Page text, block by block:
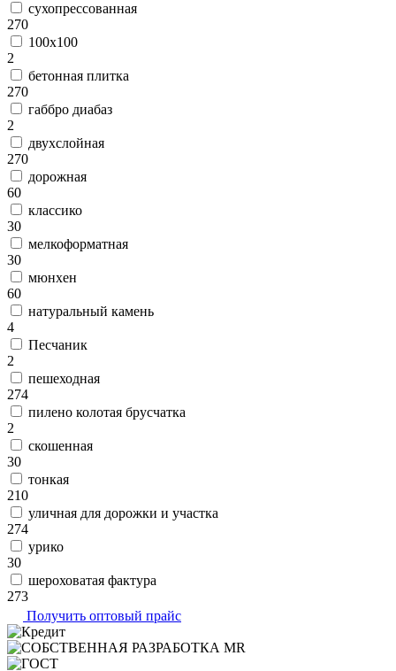
сухопрессованная
270
100х100
2
бетонная плитка
270
габбро диабаз
2
двухслойная
270
дорожная
60
классико
30
мелкоформатная
30
мюнхен
60
натуральный камень
4
Песчаник
2
пешеходная
274
пилено колотая брусчатка
2
скошенная
30
тонкая
210
уличная для дорожки и участка
274
урико
30
шероховатая фактура
273
Получить оптовый прайс